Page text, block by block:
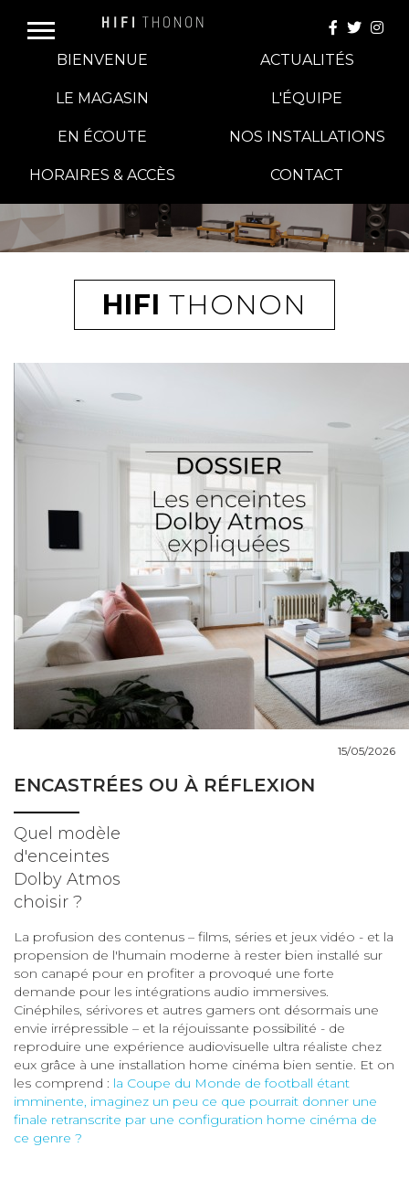
E-BOUTIQUE
HIFI GROUP
MAGASINS
BANCS D'ESSAI
COUPS DE COEUR
DOSSIERS
NOUS CONTACTER
BIENVENUE ACTUALITÉS
LE MAGASIN L'ÉQUIPE
EN ÉCOUTE NOS INSTALLATIONS
HORAIRES & ACCÈS CONTACT
HIFI THONON
ENCASTRÉES OU À RÉFLEXION
15/05/2026
Quel modèle
d'enceintes
Dolby Atmos
choisir ?
La profusion des contenus – films, séries et jeux vidéo - et la
propension de l'humain moderne à rester bien installé sur
son canapé pour en profiter a provoqué une forte
demande pour les intégrations audio immersives.
Cinéphiles, sérivores et autres gamers ont désormais une
envie irrépressible – et la réjouissante possibilité - de
reproduire une expérience audiovisuelle ultra réaliste chez
eux grâce à une installation home cinéma bien sentie. Et on
les comprend : la Coupe du Monde de football étant
imminente, imaginez un peu ce que pourrait donner une
finale retranscrite par une configuration home cinéma de
ce genre ?